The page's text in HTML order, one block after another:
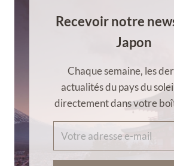
Recevoir notre
Japon
Chaque semaine, les
actualités du pays du
directement dans votre